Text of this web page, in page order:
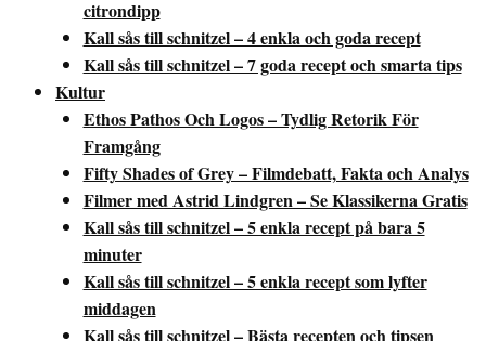
citrondipp
Kall sås till schnitzel – 4 enkla och goda recept
Kall sås till schnitzel – 7 goda recept och smarta tips
Kultur
Ethos Pathos Och Logos – Tydlig Retorik För
Framgång
Fifty Shades of Grey – Filmdebatt, Fakta och Analys
Filmer med Astrid Lindgren – Se Klassikerna Gratis
Kall sås till schnitzel – 5 enkla recept på bara 5
minuter
Kall sås till schnitzel – 5 enkla recept som lyfter
middagen
Kall sås till schnitzel – Bästa recepten och tipsen